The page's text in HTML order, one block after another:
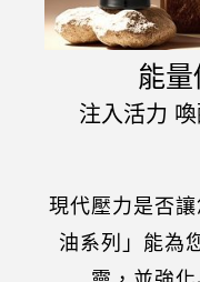
能量
注入活力
現代壓力是否
油系列」能為